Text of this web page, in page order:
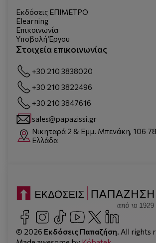
Εκδόσεις ΕΠΙΜΕΤΡΟ
Elearning
Επικοινωνία
Υποβολή Έργου
Στοιχεία επικοινωνίας
+30 210 3838020
+30 210 3822496
+30 210 3847616
sales@papazissi.gr
Νικηταρά 2 & Εμμ. Μπενάκη, 106
Ελλάδα
© 2026 Εκδόσεις Παπαζήση. All rights